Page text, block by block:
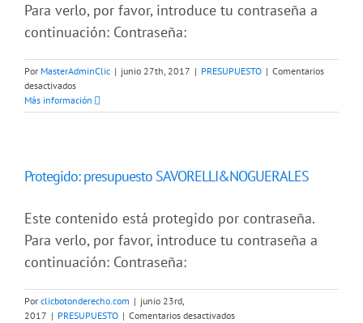
Para verlo, por favor, introduce tu contraseña a
continuación: Contraseña:
Por MasterAdminClic | junio 27th, 2017 | PRESUPUESTO | Comentarios
desactivadosen
Protegido:
presupuesto
Más información
Protegido: presupuesto SAVORELLI&NOGUERALES
Este contenido está protegido por contraseña.
Para verlo, por favor, introduce tu contraseña a
continuación: Contraseña:
Por clicbotonderecho.com | junio 23rd,
2017 | PRESUPUESTO | Comentarios desactivadosen